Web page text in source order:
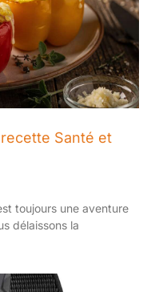
Santé et
toujours une aventure
délaissons la